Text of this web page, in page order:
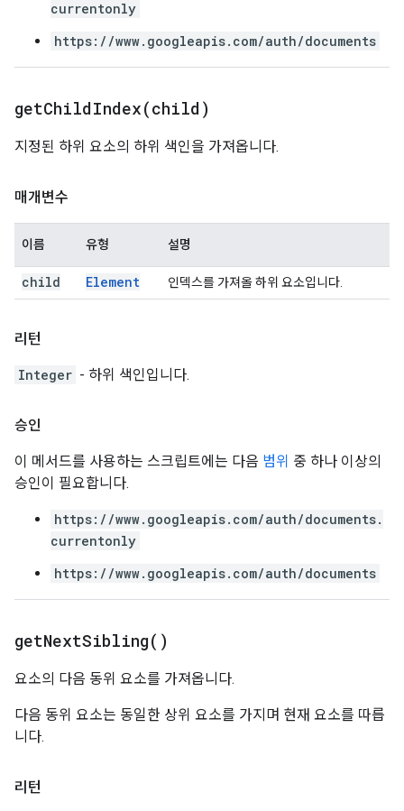
currentonly
https://www.googleapis.com/auth/documents
getChildIndex(child)
지정된 하위 요소의 하위 색인을 가져옵니다.
매개변수
이름 유형 설명
child Element 인덱스를 가져올 하위 요소입니다.
리턴
Integer - 하위 색인입니다.
승인
이 메서드를 사용하는 스크립트에는 다음 범위 중 하나 이상의
승인이 필요합니다.
https://www.googleapis.com/auth/documents.
currentonly
https://www.googleapis.com/auth/documents
getNextSibling( )
요소의 다음 동위 요소를 가져옵니다.
다음 동위 요소는 동일한 상위 요소를 가지며 현재 요소를 따릅
니다.
리턴